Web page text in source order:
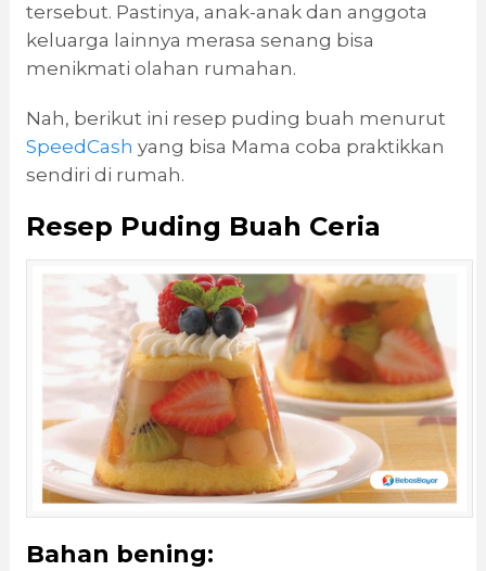
tersebut. Pastinya, anak-anak dan anggota
keluarga lainnya merasa senang bisa
menikmati olahan rumahan.
Nah, berikut ini resep puding buah menurut
SpeedCash yang bisa Mama coba praktikkan
sendiri di rumah.
Resep Puding Buah Ceria
Bahan bening: